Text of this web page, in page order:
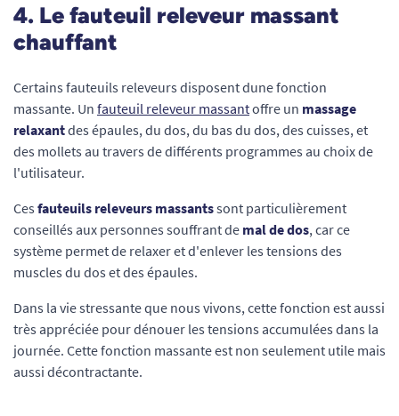
4. Le fauteuil releveur massant
chauffant
Certains fauteuils releveurs disposent dune fonction
massante. Un fauteuil releveur massantoffre un massage
relaxantdes épaules, du dos, du bas du dos, des cuisses, et
des mollets au travers de différents programmes au choix de
l'utilisateur.
Ces fauteuils releveurs massantssont particulièrement
conseillés aux personnes souffrant de mal de dos, car ce
système permet de relaxer et d'enlever les tensions des
muscles du dos et des épaules.
Dans la vie stressante que nous vivons, cette fonction est aussi
très appréciée pour dénouer les tensions accumulées dans la
journée. Cette fonction massante est non seulement utile mais
aussi décontractante.